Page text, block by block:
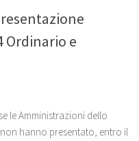
Ordinario e
le Amministrazioni dello
hanno presentato, entro il